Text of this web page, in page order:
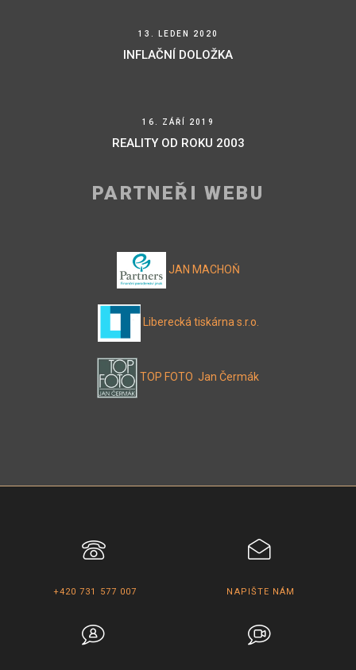
13. LEDEN 2020
INFLAČNÍ DOLOŽKA
16. ZÁŘÍ 2019
REALITY OD ROKU 2003
PARTNEŘI WEBU
JAN MACHOŇ
Liberecká tiskárna s.r.o.
TOP FOTO Jan Čermák
+420 731 577 007 NAPIŠTE NÁM